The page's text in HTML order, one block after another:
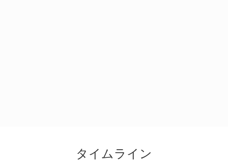
タイムライン